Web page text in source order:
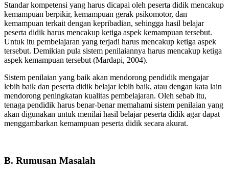
Standar kompetensi yang harus dicapai oleh peserta didik mencakup
kemampuan berpikir, kemampuan gerak psikomotor, dan
kemampuan terkait dengan kepribadian, sehingga hasil belajar
peserta didik harus mencakup ketiga aspek kemampuan tersebut.
Untuk itu pembelajaran yang terjadi harus mencakup ketiga aspek
tersebut. Demikian pula sistem penilaiannya harus mencakup ketiga
aspek kemampuan tersebut (Mardapi, 2004).
Sistem penilaian yang baik akan mendorong pendidik mengajar
lebih baik dan peserta didik belajar lebih baik, atau dengan kata lain
mendorong peningkatan kualitas pembelajaran. Oleh sebab itu,
tenaga pendidik harus benar-benar memahami sistem penilaian yang
akan digunakan untuk menilai hasil belajar peserta didik agar dapat
menggambarkan kemampuan peserta didik secara akurat.
B. Rumusan Masalah